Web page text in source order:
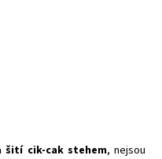
šití cik-cak stehem, nejsou